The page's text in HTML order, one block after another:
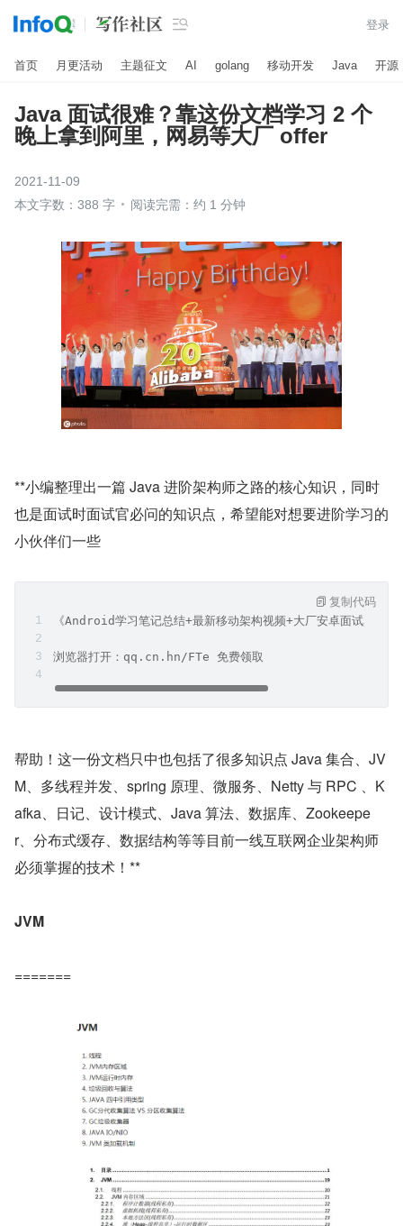
 登录
首页 月更活动 主题征文 AI golang 移动开发 Java 开源
Java 面试很难？靠这份文档学习 2 个
晚上拿到阿里，网易等大厂 offer
2021-11-09
本文字数：388 字
阅读完需：约 1 分钟
**小编整理出一篇 Java 进阶架构师之路的核心知识，同时
也是面试时面试官必问的知识点，希望能对想要进阶学习的
小伙伴们一些
《Android学习笔记总结+最新移动架构视频+大厂安卓面试真题+
浏览器打开：qq.cn.hn/FTe 免费领取
复制代码
帮助！这一份文档只中也包括了很多知识点 Java 集合、JV
M、多线程并发、spring 原理、微服务、Netty 与 RPC 、K
afka、日记、设计模式、Java 算法、数据库、Zookeepe
r、分布式缓存、数据结构等等目前一线互联网企业架构师
必须掌握的技术！**
JVM
=======